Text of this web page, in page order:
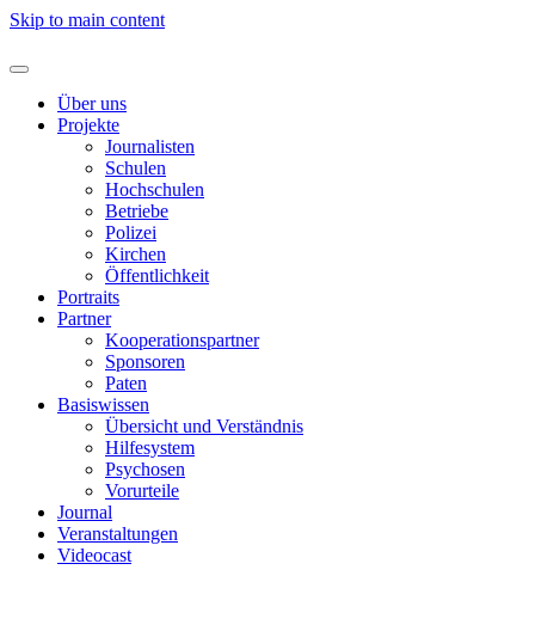
Skip to main content
Über uns
Projekte
Journalisten
Schulen
Hochschulen
Betriebe
Polizei
Kirchen
Öffentlichkeit
Portraits
Partner
Kooperationspartner
Sponsoren
Paten
Basiswissen
Übersicht und Verständnis
Hilfesystem
Psychosen
Vorurteile
Journal
Veranstaltungen
Videocast